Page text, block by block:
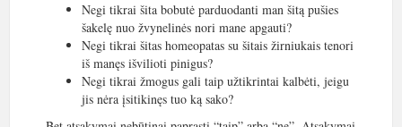
Negi tikrai šita bobutė parduodanti man šitą pušies
šakelę nuo žvynelinės nori mane apgauti?
Negi tikrai šitas homeopatas su šitais žirniukais tenori
iš manęs išvilioti pinigus?
Negi tikrai žmogus gali taip užtikrintai kalbėti, jeigu
jis nėra įsitikinęs tuo ką sako?